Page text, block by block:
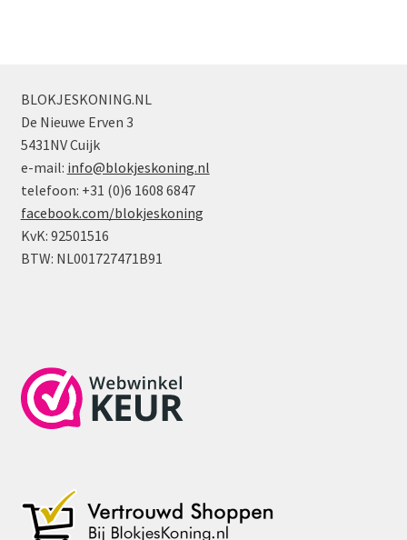
4
Helder
Lichtblauw
aantal
BLOKJESKONING.NL
De Nieuwe Erven 3
5431NV Cuijk
e-mail: info@blokjeskoning.nl
telefoon: +31 (0)6 1608 6847
facebook.com/blokjeskoning
KvK: 92501516
BTW: NL001727471B91